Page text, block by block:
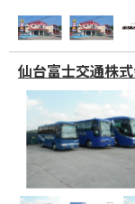
仙台富士交通株